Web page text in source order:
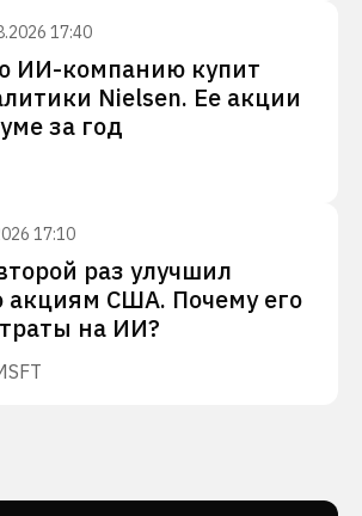
17:40
ИИ-компанию купит
Nielsen. Ее акции
за год
17:10
раз улучшил
акциям США. Почему его
на ИИ?